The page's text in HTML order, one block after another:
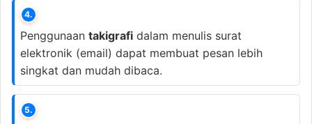
4.
Penggunaan takigrafi dalam menulis surat
elektronik (email) dapat membuat pesan lebih
singkat dan mudah dibaca.
5.